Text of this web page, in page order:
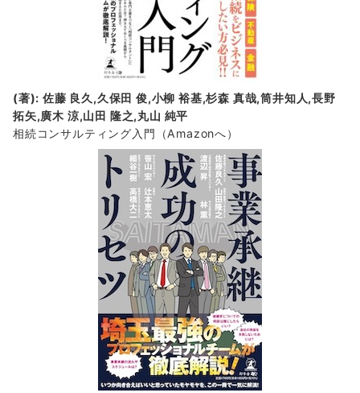
(著): 佐藤 良久,久保田 俊,小柳 裕基,杉森 真哉,筒井知人,長野
拓矢,廣木 涼,山田 隆之,丸山 純平
相続コンサルティング入門 （Amazonへ）